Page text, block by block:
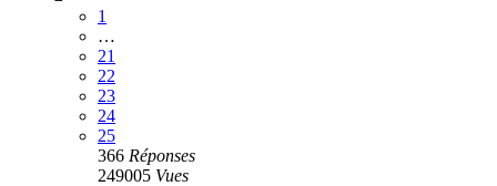
1
…
21
22
23
24
25
366 Réponses
249005 Vues